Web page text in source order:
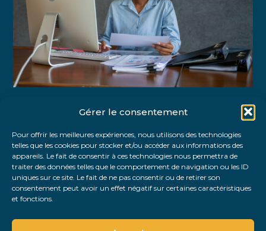
Gérer le consentement
Pour offrir les meilleures expériences, nous utilisons des technologies
telles que les cookies pour stocker et/ou accéder aux informations des
appareils. Le fait de consentir à ces technologies nous permettra de
traiter des données telles que le comportement de navigation ou les ID
uniques sur ce site. Le fait de ne pas consentir ou de retirer son
consentement peut avoir un effet négatif sur certaines caractéristiques
et fonctions.
FaceBook
TwitterLinkedIn